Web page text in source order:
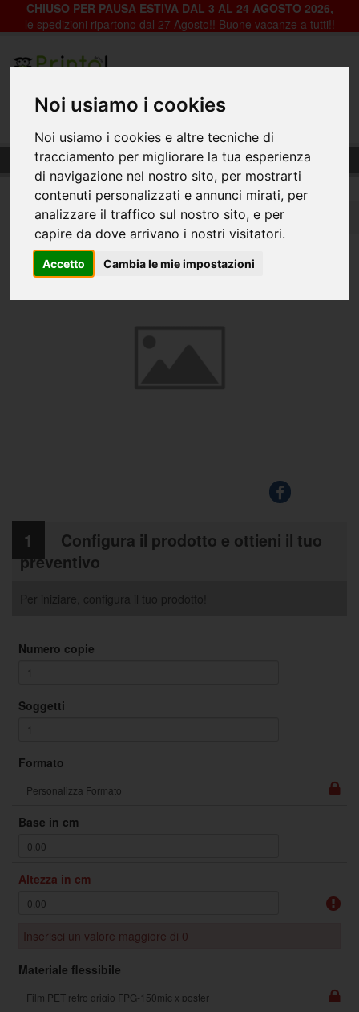
Noi usiamo i cookies
Noi usiamo i cookies e altre tecniche di
tracciamento per migliorare la tua esperienza
di navigazione nel nostro sito, per mostrarti
contenuti personalizzati e annunci mirati, per
analizzare il traffico sul nostro sito, e per
capire da dove arrivano i nostri visitatori.
Accetto Cambia le mie impostazioni
CHIUSO PER PAUSA ESTIVA DAL 3 AL 24 AGOSTO 2026,
le spedizioni ripartono dal 27 Agosto!! Buone vacanze a tutti!!
Manifesti in PET
Home Manifesti e Poster Manifesti Manifesti in PET
1
Configura il prodotto e ottieni il tuo
preventivo
Per iniziare, configura il tuo prodotto!
Numero copie
Soggetti
Formato
Base in cm
Altezza in cm
Inserisci un valore maggiore di 0
Materiale flessibile